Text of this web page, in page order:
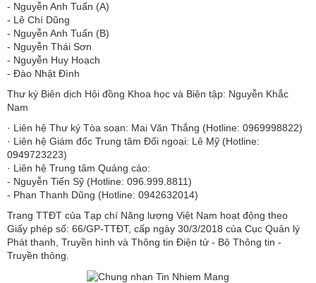
​​​​​​- Nguyễn Anh Tuấn (A)
- Lê Chí Dũng
- Nguyễn Anh Tuấn (B)
- Nguyễn Thái Sơn
- Nguyễn Huy Hoạch
- Đào Nhật Đình
Thư ký Biên dịch Hội đồng Khoa học và Biên tập: Nguyễn Khắc
Nam
· Liên hệ Thư ký Tòa soạn: Mai Văn Thắng (Hotline: 0969998822)
· Liên hệ Giám đốc Trung tâm Đối ngoại: Lê Mỹ (Hotline:
0949723223)
· Liên hệ Trung tâm Quảng cáo:
- Nguyễn Tiến Sỹ (Hotline: 096.999.8811)
- Phan Thanh Dũng (Hotline: 0942632014)
Trang TTĐT của Tạp chí Năng lượng Việt Nam hoạt động theo
Giấy phép số: 66/GP-TTĐT, cấp ngày 30/3/2018 của Cục Quản lý
Phát thanh, Truyền hình và Thông tin Điện tử - Bộ Thông tin -
Truyền thông.